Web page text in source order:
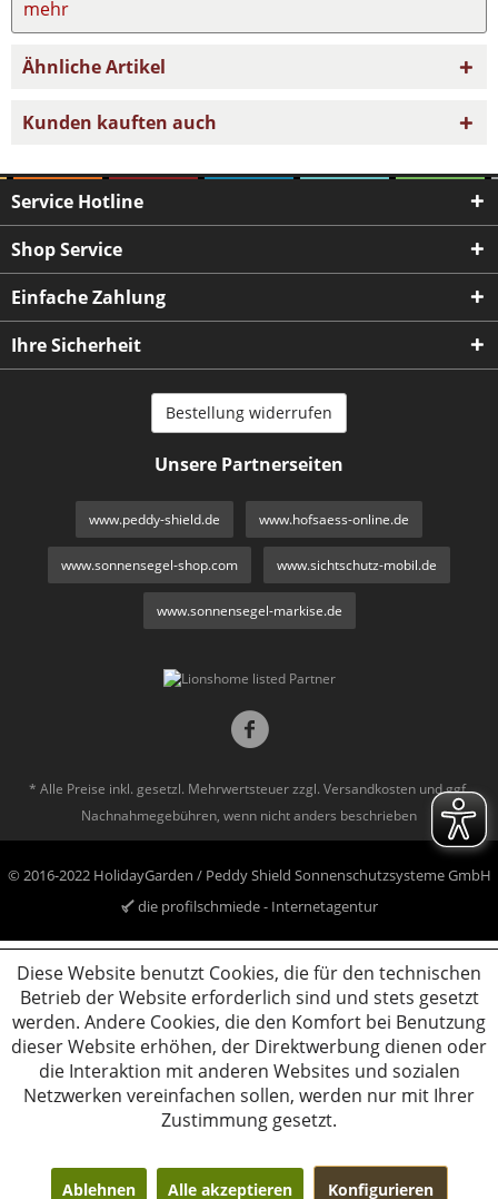
mehr
Ähnliche Artikel
Kunden kauften auch
Service Hotline
Shop Service
Einfache Zahlung
Ihre Sicherheit
Bestellung widerrufen
Unsere Partnerseiten
www.peddy-shield.de www.hofsaess-online.de
www.sonnensegel-shop.com www.sichtschutz-mobil.de
www.sonnensegel-markise.de
* Alle Preise inkl. gesetzl. Mehrwertsteuer zzgl. Versandkosten und ggf.
Nachnahmegebühren, wenn nicht anders beschrieben
© 2016-2022 HolidayGarden / Peddy Shield Sonnenschutzsysteme GmbH
die profilschmiede - Internetagentur
Diese Website benutzt Cookies, die für den technischen
Betrieb der Website erforderlich sind und stets gesetzt
werden. Andere Cookies, die den Komfort bei Benutzung
dieser Website erhöhen, der Direktwerbung dienen oder
die Interaktion mit anderen Websites und sozialen
Netzwerken vereinfachen sollen, werden nur mit Ihrer
Zustimmung gesetzt.
Ablehnen Alle akzeptieren Konfigurieren